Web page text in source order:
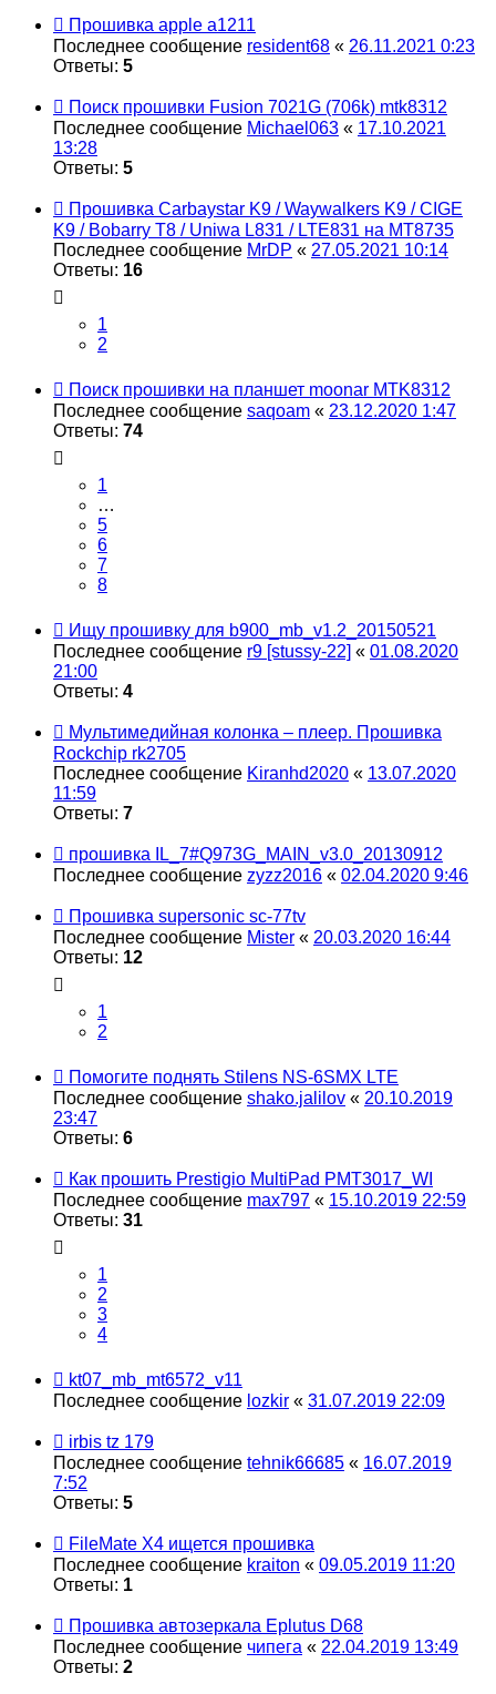
Прошивка apple a1211
Последнее сообщение resident68 « 26.11.2021 0:23
Ответы: 5
Поиск прошивки Fusion 7021G (706k) mtk8312
Последнее сообщение Michael063 « 17.10.2021
13:28
Ответы: 5
Прошивка Carbaystar K9 / Waywalkers K9 / CIGE
K9 / Bobarry T8 / Uniwa L831 / LTE831 на MT8735
Последнее сообщение MrDP « 27.05.2021 10:14
Ответы: 16
1
2
Поиск прошивки на планшет moonar MTK8312
Последнее сообщение saqoam « 23.12.2020 1:47
Ответы: 74
1
…
5
6
7
8
Ищу прошивку для b900_mb_v1.2_20150521
Последнее сообщение r9 [stussy-22] « 01.08.2020
21:00
Ответы: 4
Мультимедийная колонка – плеер. Прошивка
Rockchip rk2705
Последнее сообщение Kiranhd2020 « 13.07.2020
11:59
Ответы: 7
прошивка IL_7#Q973G_MAIN_v3.0_20130912
Последнее сообщение zyzz2016 « 02.04.2020 9:46
Прошивка supersonic sc-77tv
Последнее сообщение Mister « 20.03.2020 16:44
Ответы: 12
1
2
Помогите поднять Stilens NS-6SMX LTE
Последнее сообщение shako.jalilov « 20.10.2019
23:47
Ответы: 6
Как прошить Prestigio MultiPad PMT3017_WI
Последнее сообщение max797 « 15.10.2019 22:59
Ответы: 31
1
2
3
4
kt07_mb_mt6572_v11
Последнее сообщение lozkir « 31.07.2019 22:09
irbis tz 179
Последнее сообщение tehnik66685 « 16.07.2019
7:52
Ответы: 5
FileMate X4 ищется прошивка
Последнее сообщение kraiton « 09.05.2019 11:20
Ответы: 1
Прошивка автозеркала Eplutus D68
Последнее сообщение чипега « 22.04.2019 13:49
Ответы: 2